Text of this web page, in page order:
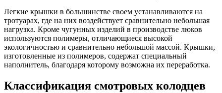
Легкие крышки в большинстве своем устанавливаются на
тротуарах, где на них воздействует сравнительно небольшая
нагрузка. Кроме чугунных изделий в производстве люков
используются полимеры, отличающиеся высокой
экологичностью и сравнительно небольшой массой. Крышки,
изготовленные из полимеров, содержат специальный
наполнитель, благодаря которому возможна их переработка.
Классификация смотровых колодцев